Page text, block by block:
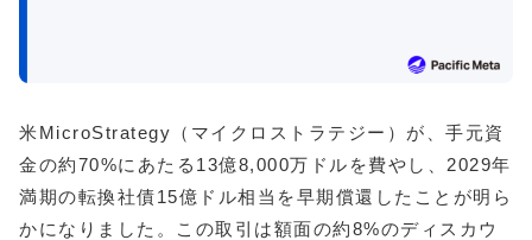
米MicroStrategy（マイクロストラテジー）が、手元資
金の約70%にあたる13億8,000万ドルを費やし、2029年
満期の転換社債15億ドル相当を早期償還したことが明ら
かになりました。この取引は額面の約8%のディスカウ